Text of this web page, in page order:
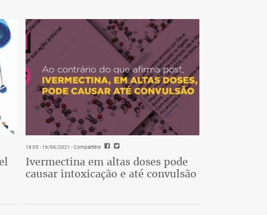
18:05 - 16/06/2021 - Compartilhe
Ivermectina em altas doses pode
causar intoxicação e até convulsão